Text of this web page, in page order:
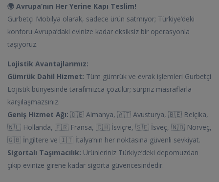
🌍 Avrupa’nın Her Yerine Kapı Teslim!
Gurbetçi Mobilya olarak, sadece ürün satmıyor; Türkiye’deki
konforu Avrupa’daki evinize kadar eksiksiz bir operasyonla
taşıyoruz.
Lojistik Avantajlarımız:
Gümrük Dahil Hizmet: Tüm gümrük ve evrak işlemleri Gurbetçi
Lojistik bünyesinde tarafımızca çözülür; sürpriz masraflarla
karşılaşmazsınız.
Geniş Hizmet Ağı: 🇩🇪 Almanya, 🇦🇹 Avusturya, 🇧🇪 Belçika,
🇳🇱 Hollanda, 🇫🇷 Fransa, 🇨🇭 İsviçre, 🇸🇪 İsveç, 🇳🇴 Norveç,
🇬🇧 İngiltere ve 🇮🇹 İtalya’nın her noktasına güvenli sevkiyat.
Sigortalı Taşımacılık: Ürünleriniz Türkiye’deki depomuzdan
çıkıp evinize girene kadar sigorta güvencesindedir.